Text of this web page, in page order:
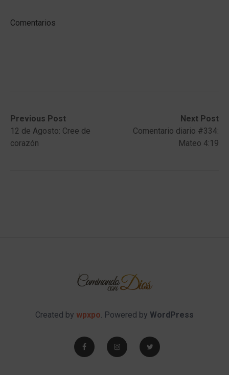
Comentarios
Post
navigation
Previous Post
Previous
post:12 de Agosto: Cree de
corazón
Next Post
Next
post:
Comentario diario #334:
Mateo 4:19
Created by wpxpo . Powered by WordPress